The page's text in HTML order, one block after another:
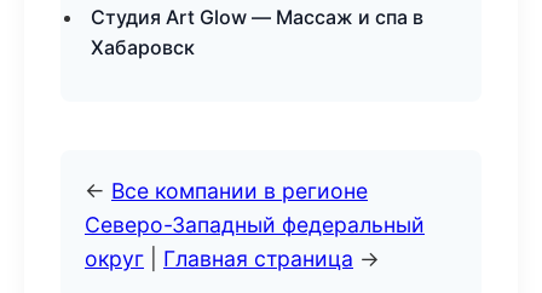
Студия Art Glow — Массаж и спа в
Хабаровск
← Все компании в регионе
Северо-Западный федеральный
округ
Главная страница →